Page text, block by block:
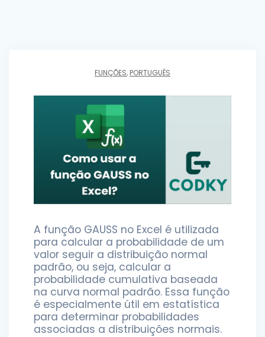
FUNÇÕES, PORTUGUÊS
A função GAUSS no Excel é utilizada
para calcular a probabilidade de um
valor seguir a distribuição normal
padrão, ou seja, calcular a
probabilidade cumulativa baseada
na curva normal padrão. Essa função
é especialmente útil em estatística
para determinar probabilidades
associadas a distribuições normais.